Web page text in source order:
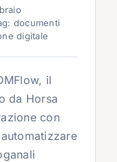
documenti
digitale
il
da Horsa
con